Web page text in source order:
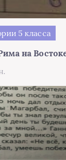
5 класса
на